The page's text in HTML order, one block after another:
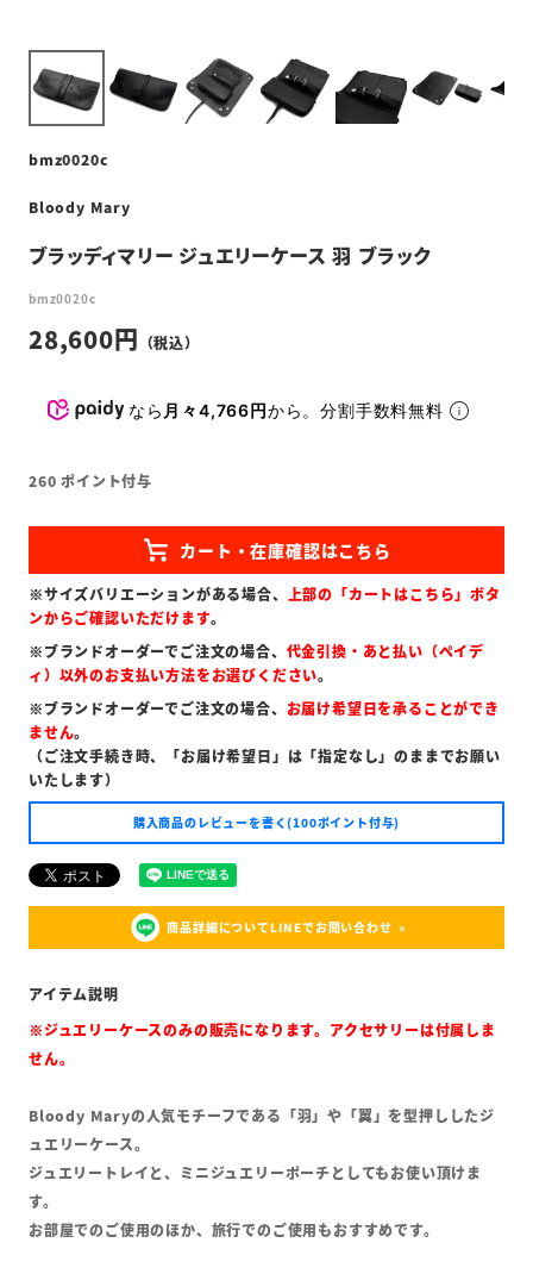
bmz0020c
Bloody Mary
ブラッディマリー ジュエリーケース 羽 ブラック
bmz0020c
28,600
なら 月々4,766円から。分割手数料無料
260 ポイント付与
※サイズバリエーションがある場合、 上部の「カートはこちら」ボタ
ンからご確認いただけます。
※ブランドオーダーでご注文の場合、 代金引換・あと払い（ペイデ
ィ）以外のお支払い方法をお選びください。
※ブランドオーダーでご注文の場合、 お届け希望日を承ることができ
ません。
（ご注文手続き時、「お届け希望日」は「指定なし」のままでお願い
いたします）
購入商品のレビューを書く(100ポイント付与)
商品詳細についてLINEでお問い合わせ
※ジュエリーケースのみの販売になります。アクセサリーは付属しま
せん。
Bloody Maryの人気モチーフである「羽」や「翼」を型押ししたジ
ュエリーケース。
ジュエリートレイと、ミニジュエリーポーチとしてもお使い頂けま
す。
お部屋でのご使用のほか、旅行でのご使用もおすすめです。